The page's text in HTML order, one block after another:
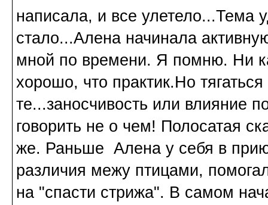
написала, и все улетело...Тема
стало...Алена начинала
мной по времени. Я помню. Ни
хорошо, что практик.Но
те...заносчивость или влияние
говорить не о чем! Полосатая
же. Раньше Алена у себя в
различия межу птицами,
на "спасти стрижа". В самом